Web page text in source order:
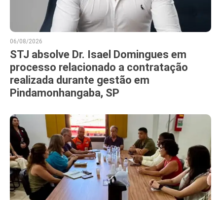
06/08/2026
STJ absolve Dr. Isael Domingues em
processo relacionado a contratação
realizada durante gestão em
Pindamonhangaba, SP